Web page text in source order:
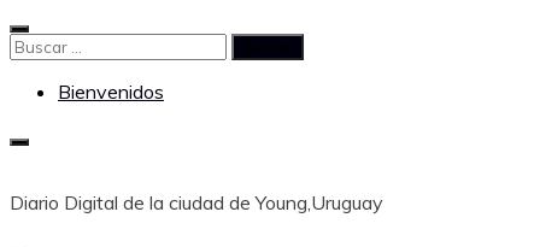
Saltar
al
Buscar:
Bienvenidos
Diario Digital de la ciudad de Young,Uruguay